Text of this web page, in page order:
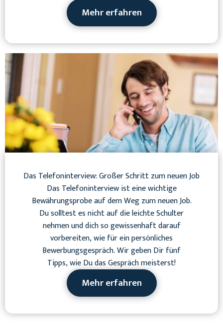
Mehr erfahren
Das Telefoninterview: Großer Schritt zum neuen Job
Das Telefoninterview ist eine wichtige
Bewährungsprobe auf dem Weg zum neuen Job.
Du solltest es nicht auf die leichte Schulter
nehmen und dich so gewissenhaft darauf
vorbereiten, wie für ein persönliches
Bewerbungsgespräch. Wir geben Dir fünf
Tipps, wie Du das Gespräch meisterst!
Mehr erfahren